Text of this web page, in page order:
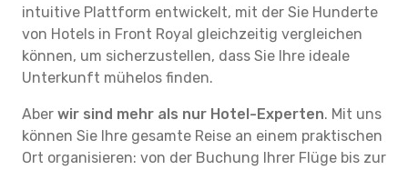
intuitive Plattform entwickelt, mit der Sie Hunderte
von Hotels in Front Royal gleichzeitig vergleichen
können, um sicherzustellen, dass Sie Ihre ideale
Unterkunft mühelos finden.
Aber wir sind mehr als nur Hotel-Experten. Mit uns
können Sie Ihre gesamte Reise an einem praktischen
Ort organisieren: von der Buchung Ihrer Flüge bis zur